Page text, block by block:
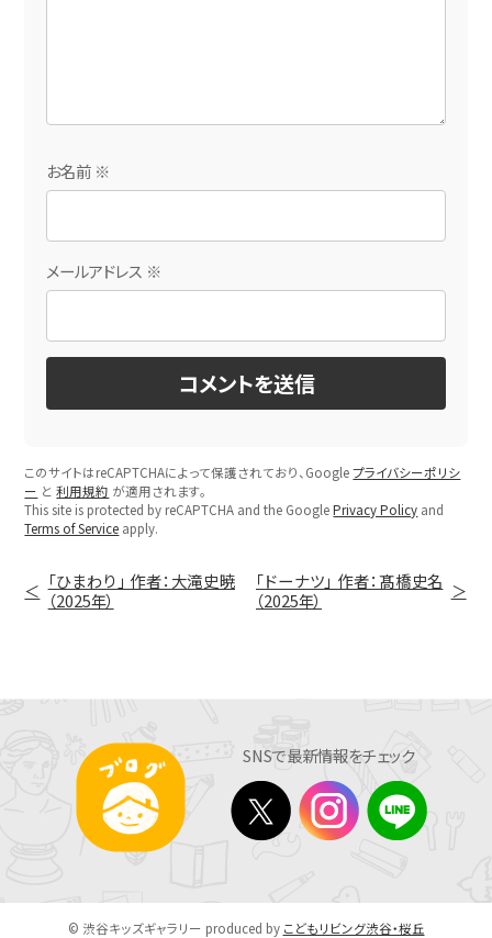
お名前 ※
メールアドレス ※
このサイトはreCAPTCHAによって保護されており、Googleプライバシーポリシ
ー と利用規約 が適用されます。
This site is protected by reCAPTCHA and the GooglePrivacy Policy and
Terms of Service apply.
「ひまわり」 作者：大滝史暁
（2025年）
「ドーナツ」 作者：髙橋史名
（2025年）
SNSで最新情報をチェック
© 渋谷キッズギャラリー produced by こどもリビング渋谷・桜丘